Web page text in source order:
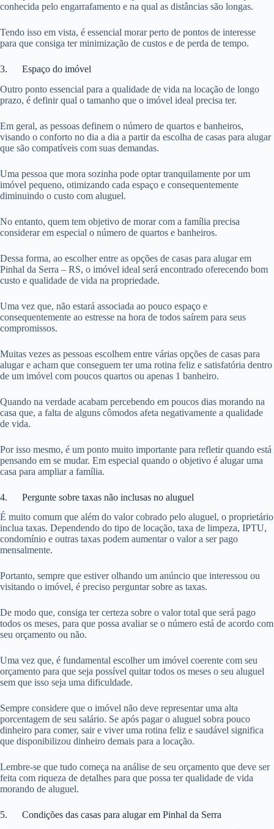
conhecida pelo engarrafamento e na qual as distâncias são longas.
Tendo isso em vista, é essencial morar perto de pontos de interesse
para que consiga ter minimização de custos e de perda de tempo.
3. Espaço do imóvel
Outro ponto essencial para a qualidade de vida na locação de longo
prazo, é definir qual o tamanho que o imóvel ideal precisa ter.
Em geral, as pessoas definem o número de quartos e banheiros,
visando o conforto no dia a dia a partir da escolha de casas para alugar
que são compatíveis com suas demandas.
Uma pessoa que mora sozinha pode optar tranquilamente por um
imóvel pequeno, otimizando cada espaço e consequentemente
diminuindo o custo com aluguel.
No entanto, quem tem objetivo de morar com a família precisa
considerar em especial o número de quartos e banheiros.
Dessa forma, ao escolher entre as opções de casas para alugar em
Pinhal da Serra – RS, o imóvel ideal será encontrado oferecendo bom
custo e qualidade de vida na propriedade.
Uma vez que, não estará associada ao pouco espaço e
consequentemente ao estresse na hora de todos saírem para seus
compromissos.
Muitas vezes as pessoas escolhem entre várias opções de casas para
alugar e acham que conseguem ter uma rotina feliz e satisfatória dentro
de um imóvel com poucos quartos ou apenas 1 banheiro.
Quando na verdade acabam percebendo em poucos dias morando na
casa que, a falta de alguns cômodos afeta negativamente a qualidade
de vida.
Por isso mesmo, é um ponto muito importante para refletir quando está
pensando em se mudar. Em especial quando o objetivo é alugar uma
casa para ampliar a família.
4. Pergunte sobre taxas não inclusas no aluguel
É muito comum que além do valor cobrado pelo aluguel, o proprietário
inclua taxas. Dependendo do tipo de locação, taxa de limpeza, IPTU,
condomínio e outras taxas podem aumentar o valor a ser pago
mensalmente.
Portanto, sempre que estiver olhando um anúncio que interessou ou
visitando o imóvel, é preciso perguntar sobre as taxas.
De modo que, consiga ter certeza sobre o valor total que será pago
todos os meses, para que possa avaliar se o número está de acordo com
seu orçamento ou não.
Uma vez que, é fundamental escolher um imóvel coerente com seu
orçamento para que seja possível quitar todos os meses o seu aluguel
sem que isso seja uma dificuldade.
Sempre considere que o imóvel não deve representar uma alta
porcentagem de seu salário. Se após pagar o aluguel sobra pouco
dinheiro para comer, sair e viver uma rotina feliz e saudável significa
que disponibilizou dinheiro demais para a locação.
Lembre-se que tudo começa na análise de seu orçamento que deve ser
feita com riqueza de detalhes para que possa ter qualidade de vida
morando de aluguel.
5. Condições das casas para alugar em Pinhal da Serra